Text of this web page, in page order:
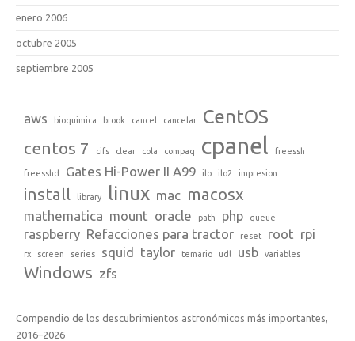
enero 2006
octubre 2005
septiembre 2005
aws bioquimica brook cancel cancelar CentOS
centos 7 cifs clear cola compaq cpanel freessh
freesshd Gates Hi-Power II A99 ilo ilo2 impresion
install library linux mac macosx
mathematica mount oracle path php queue
raspberry Refacciones para tractor reset root rpi
rx screen series squid taylor temario udl usb variables
Windows zfs
Compendio de los descubrimientos astronómicos más importantes,
2016–2026